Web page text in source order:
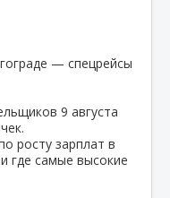
— спецрейсы
9 августа
росту зарплат в
где самые высокие